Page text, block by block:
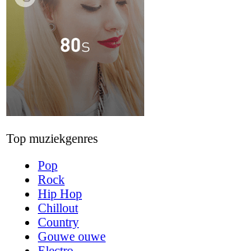
Top muziekgenres
Pop
Rock
Hip Hop
Chillout
Country
Gouwe ouwe